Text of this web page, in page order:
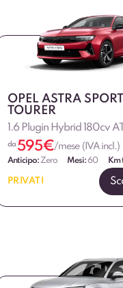
OPEL ASTRA
TOURER
1.6 Plugin Hybrid 180cv
da 595€/mese (IVA incl.)
Anticipo: Zero Mesi:60 Km
PRIVATI